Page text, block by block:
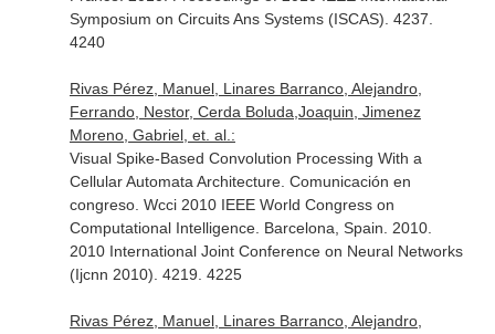
Symposium on Circuits Ans Systems (ISCAS). 4237.
4240
Rivas Pérez, Manuel, Linares Barranco, Alejandro,
Ferrando, Nestor, Cerda Boluda,Joaquin, Jimenez
Moreno, Gabriel, et. al.:
Visual Spike-Based Convolution Processing With a
Cellular Automata Architecture. Comunicación en
congreso. Wcci 2010 IEEE World Congress on
Computational Intelligence. Barcelona, Spain. 2010.
2010 International Joint Conference on Neural Networks
(Ijcnn 2010). 4219. 4225
Rivas Pérez, Manuel, Linares Barranco, Alejandro,